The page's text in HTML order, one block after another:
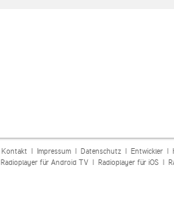
Kontakt| Impressum| Datenschutz| Entwickler|
Radioplayer für Android TV| Radioplayer für iOS|